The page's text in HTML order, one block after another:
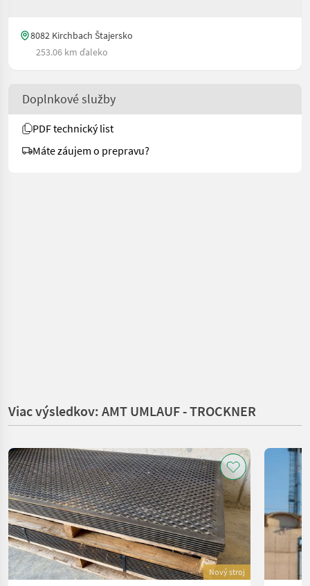
8082 Kirchbach Štajersko
253.06 km ďaleko
Doplnkové služby
PDF technický list
Máte záujem o prepravu?
Viac výsledkov: AMT UMLAUF - TROCKNER
Nový stroj